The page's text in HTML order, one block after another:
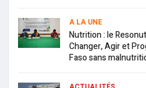
A LA UNE
Nutrition : le
Changer, Agir et
Faso sans